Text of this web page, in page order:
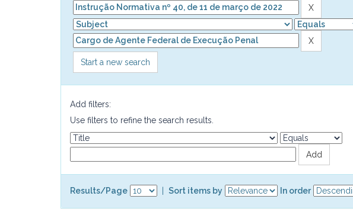
Start a new search
Add filters:
Use filters to refine the search results.
Results/Page Sort items by In order